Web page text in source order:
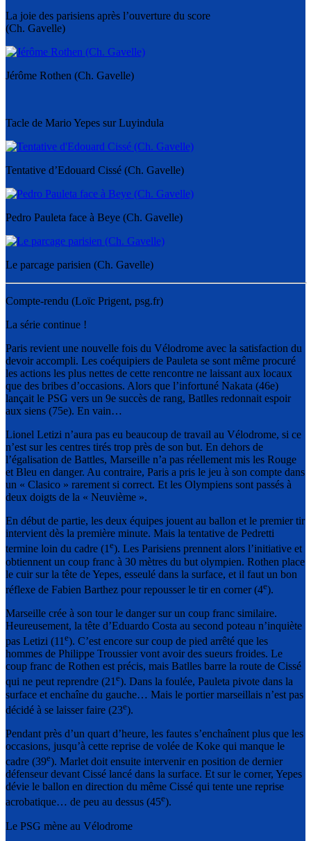
La joie des parisiens après l’ouverture du score
(Ch. Gavelle)
Jérôme Rothen (Ch. Gavelle)
Tacle de Mario Yepes sur Luyindula
Tentative d’Edouard Cissé (Ch. Gavelle)
Pedro Pauleta face à Beye (Ch. Gavelle)
Le parcage parisien (Ch. Gavelle)
Compte-rendu (Loïc Prigent, psg.fr)
La série continue !
Paris revient une nouvelle fois du Vélodrome avec la satisfaction du
devoir accompli. Les coéquipiers de Pauleta se sont même procuré
les actions les plus nettes de cette rencontre ne laissant aux locaux
que des bribes d’occasions. Alors que l’infortuné Nakata (46e)
lançait le PSG vers un 9e succès de rang, Batlles redonnait espoir
aux siens (75e). En vain…
Lionel Letizi n’aura pas eu beaucoup de travail au Vélodrome, si ce
n’est sur les centres tirés trop près de son but. En dehors de
l’égalisation de Battles, Marseille n’a pas réellement mis les Rouge
et Bleu en danger. Au contraire, Paris a pris le jeu à son compte dans
un « Clasico » rarement si correct. Et les Olympiens sont passés à
deux doigts de la « Neuvième ».
En début de partie, les deux équipes jouent au ballon et le premier tir
intervient dès la première minute. Mais la tentative de Pedretti
termine loin du cadre (1e). Les Parisiens prennent alors l’initiative et
obtiennent un coup franc à 30 mètres du but olympien. Rothen place
le cuir sur la tête de Yepes, esseulé dans la surface, et il faut un bon
réflexe de Fabien Barthez pour repousser le tir en corner (4e).
Marseille crée à son tour le danger sur un coup franc similaire.
Heureusement, la tête d’Eduardo Costa au second poteau n’inquiète
pas Letizi (11 e). C’est encore sur coup de pied arrêté que les
hommes de Philippe Troussier vont avoir des sueurs froides. Le
coup franc de Rothen est précis, mais Batlles barre la route de Cissé
qui ne peut reprendre (21e). Dans la foulée, Pauleta pivote dans la
surface et enchaîne du gauche… Mais le portier marseillais n’est pas
décidé à se laisser faire (23e).
Pendant près d’un quart d’heure, les fautes s’enchaînent plus que les
occasions, jusqu’à cette reprise de volée de Koke qui manque le
cadre (39e). Marlet doit ensuite intervenir en position de dernier
défenseur devant Cissé lancé dans la surface. Et sur le corner, Yepes
dévie le ballon en direction du même Cissé qui tente une reprise
acrobatique… de peu au dessus (45e).
Le PSG mène au Vélodrome